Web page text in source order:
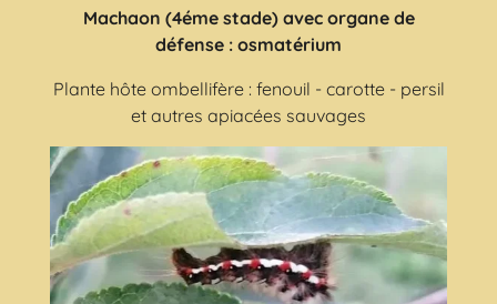
Machaon (4éme stade) avec organe de
défense : osmatérium
Plante hôte ombellifère : fenouil - carotte - persil
et autres apiacées sauvages